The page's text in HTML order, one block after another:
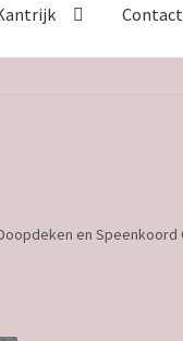
Contact
en Speenkoord